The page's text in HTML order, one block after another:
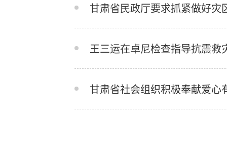
甘肃省民政厅要求抓紧做好灾
王三运在卓尼检查指导抗震
甘肃省社会组织积极奉献爱心